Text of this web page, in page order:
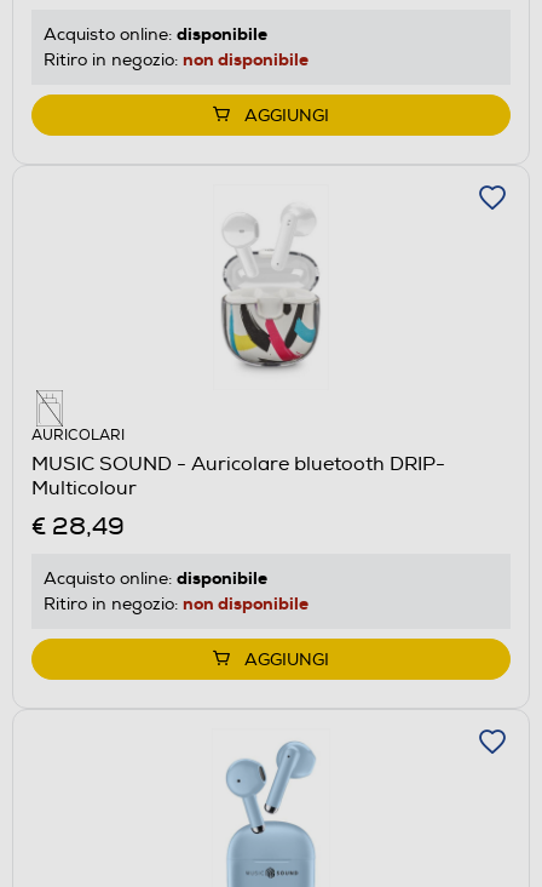
Acquisto online: disponibile
Ritiro in negozio: non disponibile
AGGIUNGI
AURICOLARI
MUSIC SOUND - Auricolare bluetooth DRIP-
Multicolour
€ 28,49
Acquisto online: disponibile
Ritiro in negozio: non disponibile
AGGIUNGI